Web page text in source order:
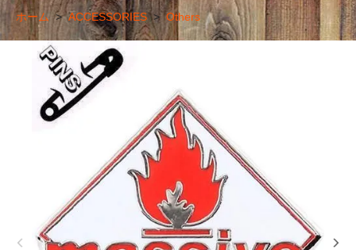
ホーム>ACCESSORIES>Others